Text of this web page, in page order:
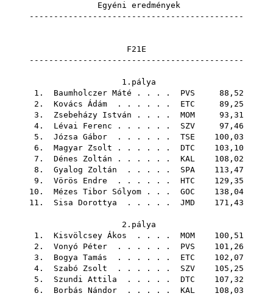
Egyéni eredmények
--------------------------------------------
F21E
--------------------------------------------
1.pálya
1. Baumholczer Máté . . . . PVS 88,52
2. Kovács Ádám . . . . . . ETC 89,25
3. Zsebeházy István . . . . MOM 93,31
4. Lévai Ferenc . . . . . . SZV 97,46
5. Józsa Gábor . . . . . . TSE 100,03
6. Magyar Zsolt . . . . . . DTC 103,10
7. Dénes Zoltán . . . . . . KAL 108,02
8. Gyalog Zoltán . . . . . SPA 113,47
9. Vörös Endre . . . . . . HTC 129,35
10. Mézes Tibor Sólyom . . . GOC 138,04
11. Sisa Dorottya . . . . . JMD 171,43
2.pálya
1. Kisvölcsey Ákos . . . . MOM 100,51
2. Vonyó Péter . . . . . . PVS 101,26
3. Bogya Tamás . . . . . . ETC 102,07
4. Szabó Zsolt . . . . . . SZV 105,25
5. Szundi Attila . . . . . DTC 107,32
6. Borbás Nándor . . . . . KAL 108,03